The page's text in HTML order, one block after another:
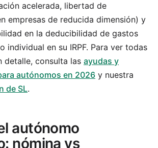
acelerada, libertad de
empresas de reducida dimensión) y
en la deducibilidad de gastos
individual en su IRPF. Para ver todas
detalle, consulta las ayudas y
autónomos en 2026 y nuestra
de SL.
autónomo
nómina vs